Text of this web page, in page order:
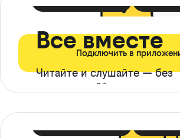
Все вместе
Читайте и слушайте — без
ограничений*
Подключить в